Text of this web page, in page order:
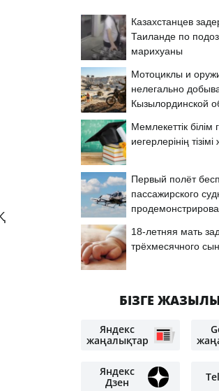
Казахстанцев
Таиланде по
марихуаны
Мотоциклы и
нелегально
Кызылординской
Мемлекеттік білім
иегерлерінің
Первый полёт
пассажирского
18-летняя мать
трёхмесячного
БІЗГЕ
Яндекс
жаңалықтар
Яндекс
Дзен